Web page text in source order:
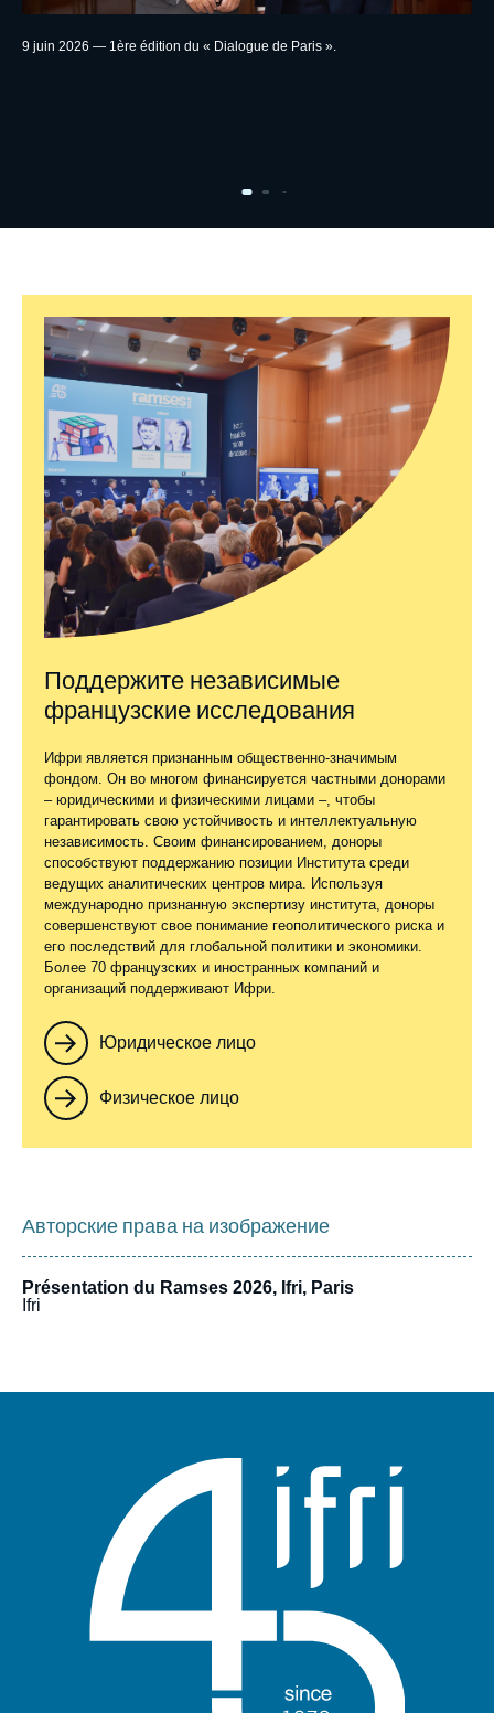
Texte
9 juin 2026 — 1ère édition du « Dialogue de Paris ».
Поддержите независимые
французские исследования
Ифри является признанным общественно-значимым
фондом. Он во многом финансируется частными донорами
– юридическими и физическими лицами –, чтобы
гарантировать свою устойчивость и интеллектуальную
независимость. Своим финансированием, доноры
способствуют поддержанию позиции Института среди
ведущих аналитических центров мира. Используя
международно признанную экспертизу института, доноры
совершенствуют свое понимание геополитического риска и
его последствий для глобальной политики и экономики.
Более 70 французских и иностранных компаний и
организаций поддерживают Ифри.
Юридическое лицо
Физическое лицо
Авторские права на изображение
Présentation du Ramses 2026, Ifri, Paris
Ifri